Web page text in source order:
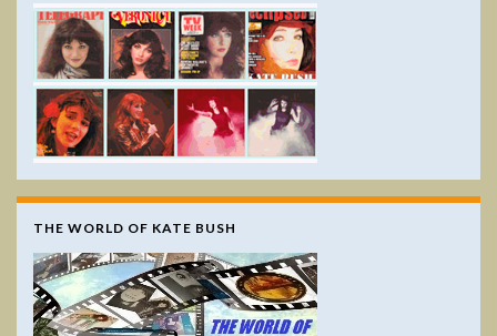
THE WORLD OF KATE BUSH